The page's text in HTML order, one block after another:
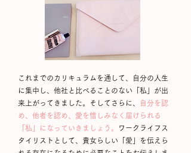
これまでのカリキュラムを通して、自分の人生
に集中し、他社と比べることのない「私」が出
来上がってきました。そしてさらに、
自分を認
め、他者を認め、愛を惜しみなく届けられる
「私」になっていきましょう。
ワークライフス
タイリストとして、貴女らしい「愛」を伝えら